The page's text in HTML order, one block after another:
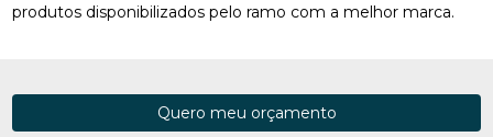
produtos disponibilizados pelo ramo com a melhor marca.
Quero meu orçamento